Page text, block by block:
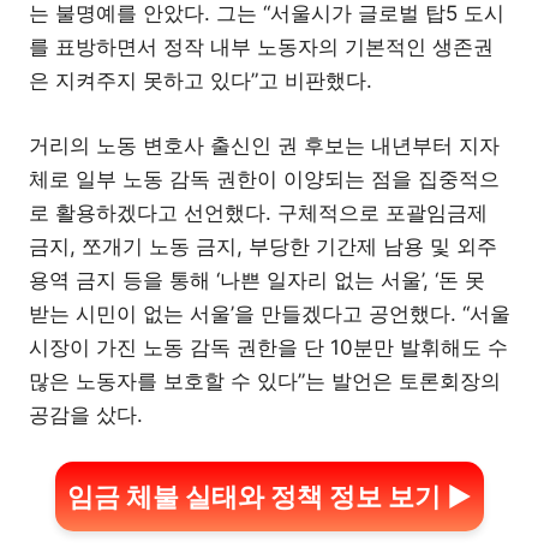
는 불명예를 안았다. 그는 “서울시가 글로벌 탑5 도시
를 표방하면서 정작 내부 노동자의 기본적인 생존권
은 지켜주지 못하고 있다”고 비판했다.
거리의 노동 변호사 출신인 권 후보는 내년부터 지자
체로 일부 노동 감독 권한이 이양되는 점을 집중적으
로 활용하겠다고 선언했다. 구체적으로 포괄임금제
금지, 쪼개기 노동 금지, 부당한 기간제 남용 및 외주
용역 금지 등을 통해 ‘나쁜 일자리 없는 서울’, ‘돈 못
받는 시민이 없는 서울’을 만들겠다고 공언했다. “서울
시장이 가진 노동 감독 권한을 단 10분만 발휘해도 수
많은 노동자를 보호할 수 있다”는 발언은 토론회장의
공감을 샀다.
임금 체불 실태와 정책 정보 보기 ▶